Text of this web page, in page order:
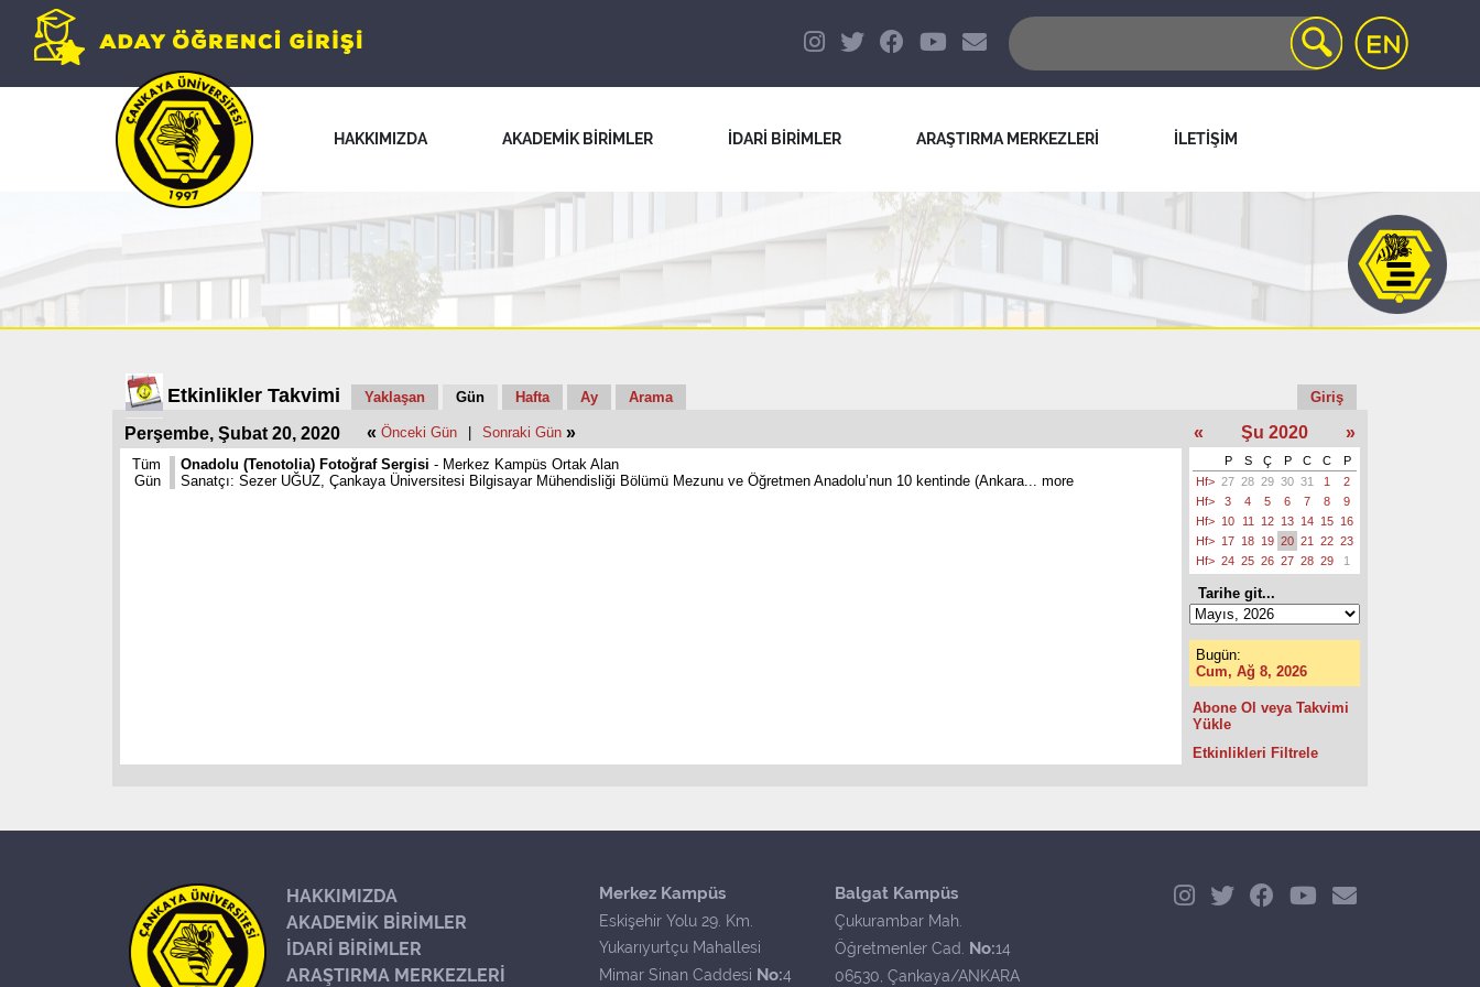
HAKKIMIZDA AKADEMİK BİRİMLER İDARİ BİRİMLER ARAŞTIRMA MERKEZLERİ İLETİŞİM
Etkinlikler Takvimi Yaklaşan Gün Hafta Ay Arama Giriş
Perşembe, Şubat 20, 2020 « Önceki Gün Sonraki Gün »
Tüm
Gün
Onadolu (Tenotolia) Fotoğraf Sergisi - Merkez Kampüs Ortak Alan
Sanatçı: Sezer UĞUZ, Çankaya Üniversitesi Bilgisayar Mühendisliği Bölümü Mezunu ve Öğretmen Anadolu’nun 10 kentinde (Ankara... more
« Şu 2020 »
P S Ç P C C
P
Hf> 27 28 29 30 31 1
2
Hf>
3 4 5 6 7 8
9
Hf> 10 11 12 13 14 15 16
Hf> 17 18 19 20 21 22 23
Hf> 24 25 26 27 28 29 1
Tarihe git...
Bugün:
Cum, Ağ 8, 2026
Abone Ol veya Takvimi
Yükle
Etkinlikleri Filtrele
HAKKIMIZDA
AKADEMİK BİRİMLER
İDARİ BİRİMLER
ARAŞTIRMA MERKEZLERİ
Merkez Kampüs
Eskişehir Yolu 29. Km.
Yukarıyurtçu Mahallesi
Mimar Sinan Caddesi No:4
Balgat Kampüs
Çukurambar Mah.
Öğretmenler Cad. No:14
06530, Çankaya/ANKARA